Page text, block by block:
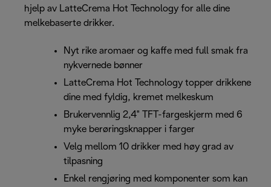
hjelp av LatteCrema Hot Technology for alle dine
melkebaserte drikker.
Nyt rike aromaer og kaffe med full smak fra
nykvernede bønner
LatteCrema Hot Technology topper drikkene
dine med fyldig, kremet melkeskum
Brukervennlig 2,4" TFT-fargeskjerm med 6
myke berøringsknapper i farger
Velg mellom 10 drikker med høy grad av
tilpasning
Enkel rengjøring med komponenter som kan